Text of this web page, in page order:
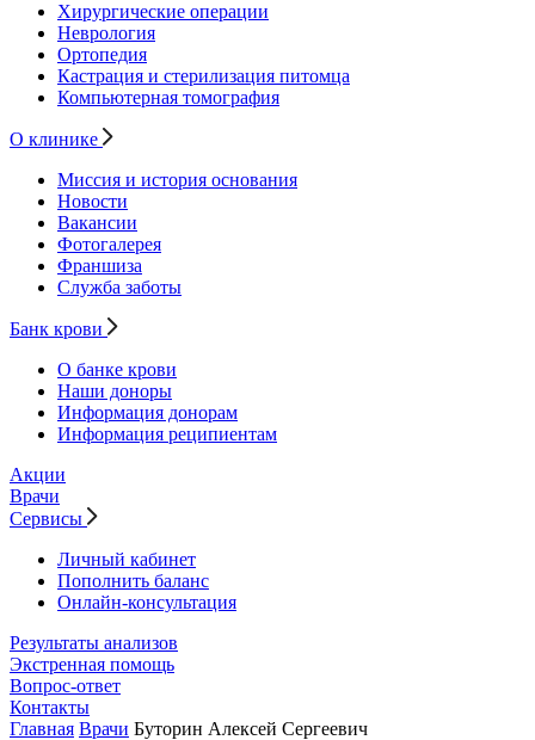
Хирургические операции
Неврология
Ортопедия
Кастрация и стерилизация питомца
Компьютерная томография
О клинике
Миссия и история основания
Новости
Вакансии
Фотогалерея
Франшиза
Служба заботы
Банк крови
О банке крови
Наши доноры
Информация донорам
Информация реципиентам
Акции
Врачи
Сервисы
Личный кабинет
Пополнить баланс
Онлайн-консультация
Результаты анализов
Экстренная помощь
Вопрос-ответ
Контакты
Главная Врачи Буторин Алексей Сергеевич